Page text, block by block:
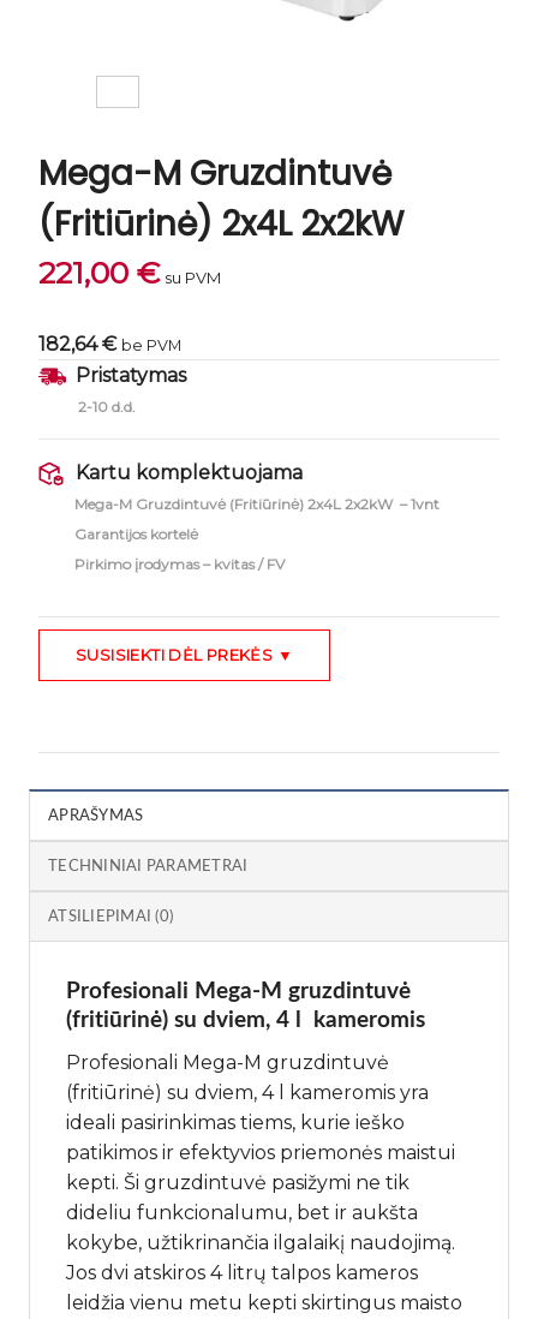
Mega-M Gruzdintuvė
(Fritiūrinė) 2x4L 2x2kW
221,00 € su PVM
182,64 € be PVM
Pristatymas
2-10 d.d.
Kartu komplektuojama
Mega-M Gruzdintuvė (Fritiūrinė) 2x4L 2x2kW – 1vnt
Garantijos kortelė
Pirkimo įrodymas – kvitas / FV
SUSISIEKTI DĖL PREKĖS ▼
APRAŠYMAS
TECHNINIAI PARAMETRAI
ATSILIEPIMAI (0)
Profesionali Mega-M gruzdintuvė
(fritiūrinė) su dviem, 4 l kameromis
Profesionali Mega-M gruzdintuvė
(fritiūrinė) su dviem, 4 l kameromis yra
ideali pasirinkimas tiems, kurie ieško
patikimos ir efektyvios priemonės maistui
kepti. Ši gruzdintuvė pasižymi ne tik
dideliu funkcionalumu, bet ir aukšta
kokybe, užtikrinančia ilgalaikį naudojimą.
Jos dvi atskiros 4 litrų talpos kameros
leidžia vienu metu kepti skirtingus maisto